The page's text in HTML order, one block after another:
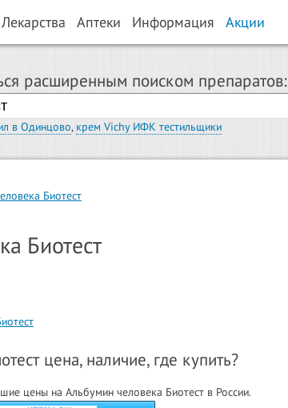
Лекарства Аптеки Информация Акции
расширенным поиском препаратов:
в Одинцово, крем Vichy ИФК тестильщики
Биотест
Биотест
цена, наличие, где купить?
цены на Альбумин человека Биотест в России.